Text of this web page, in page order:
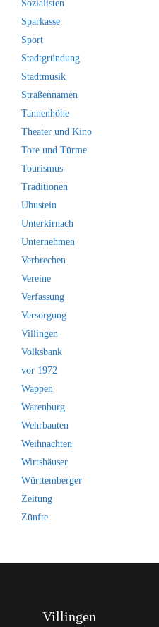
Sozialisten
Sparkasse
Sport
Stadtgründung
Stadtmusik
Straßennamen
Tannenhöhe
Theater und Kino
Tore und Türme
Tourismus
Traditionen
Uhustein
Unterkirnach
Unternehmen
Verbrechen
Vereine
Verfassung
Versorgung
Villingen
Volksbank
vor 1972
Wappen
Warenburg
Wehrbauten
Weihnachten
Wirtshäuser
Württemberger
Zeitung
Zünfte
Villingen